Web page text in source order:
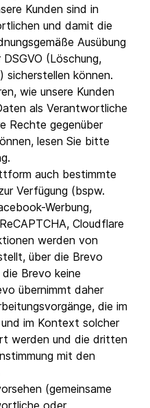
Kunden sind in
und damit die
Ausübung
(Löschung,
sicherstellen können.
wie unsere Kunden
als Verantwortliche
Rechte gegenüber
lesen Sie bitte
auch bestimmte
Verfügung (bspw.
Werbung,
Cloudflare
werden von
über die Brevo
Brevo keine
übernimmt daher
die im
im Kontext solcher
werden und die dritten
mit den
(gemeinsame
oder